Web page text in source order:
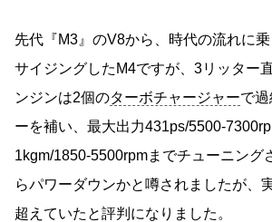
先代『M3』のV8から、時代の流れに
サイジングしたM4ですが、3リッター
ンジンは2個のターボチャージャーで
ーを補い、最大出力431ps/5500-
1kgm/1850-5500rpmまでチューニング
らパワーダウンかと噂されましたが、
超えていたと評判になりました。